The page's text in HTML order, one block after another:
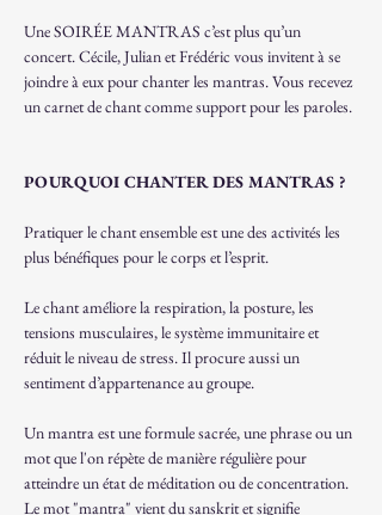
Une SOIRÉE MANTRAS c’est plus qu’un
concert. Cécile, Julian et Frédéric vous invitent à se
joindre à eux pour chanter les mantras. Vous recevez
un carnet de chant comme support pour les paroles.
POURQUOI CHANTER DES MANTRAS ?
Pratiquer le chant ensemble est une des activités les
plus bénéfiques pour le corps et l’esprit.
Le chant améliore la respiration, la posture, les
tensions musculaires, le système immunitaire et
réduit le niveau de stress. Il procure aussi un
sentiment d’appartenance au groupe.
Un mantra est une formule sacrée, une phrase ou un
mot que l'on répète de manière régulière pour
atteindre un état de méditation ou de concentration.
Le mot "mantra" vient du sanskrit et signifie